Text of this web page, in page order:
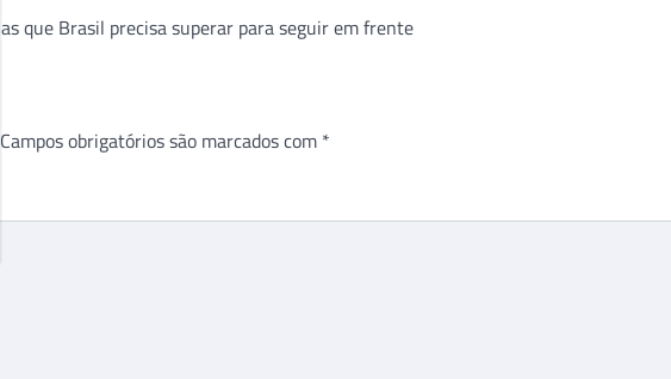
que Brasil precisa superar para seguir em frente
Campos obrigatórios são marcados com *